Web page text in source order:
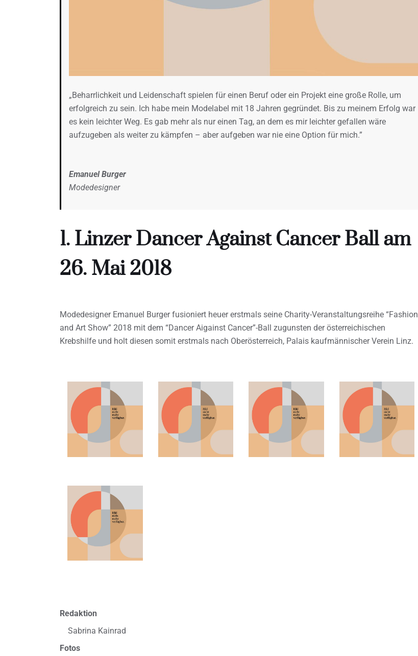
„Beharrlichkeit und Leidenschaft spielen für einen Beruf oder ein Projekt eine große Rolle, um
erfolgreich zu sein. Ich habe mein Modelabel mit 18 Jahren gegründet. Bis zu meinem Erfolg war
es kein leichter Weg. Es gab mehr als nur einen Tag, an dem es mir leichter gefallen wäre
aufzugeben als weiter zu kämpfen – aber aufgeben war nie eine Option für mich.”
Emanuel Burger
Modedesigner
1. Linzer Dancer Against Cancer Ball am
26. Mai 2018
Modedesigner Emanuel Burger fusioniert heuer erstmals seine Charity-Veranstaltungsreihe “Fashion
and Art Show” 2018 mit dem “Dancer Aigainst Cancer”-Ball zugunsten der österreichischen
Krebshilfe und holt diesen somit erstmals nach Oberösterreich, Palais kaufmännischer Verein Linz.
Redaktion
Sabrina Kainrad
Fotos